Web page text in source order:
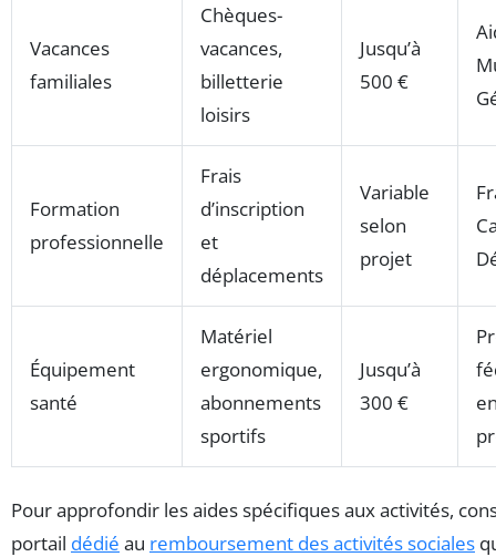
Vacances
familiales
Chèques-
vacances,
billetterie
loisirs
Jusqu’à
500 €
Formation
professionnelle
Frais
d’inscription
et
déplacements
Variable
selon
projet
Équipement
santé
Matériel
ergonomique,
abonnements
sportifs
Jusqu’à
300 €
Pour approfondir les aides spécifiques aux activités,
portail dédié au remboursement des activités sociales